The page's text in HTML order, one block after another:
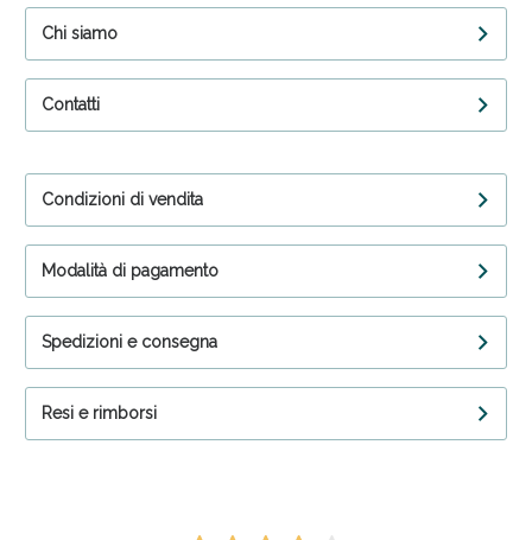
Chi siamo
Contatti
Condizioni di vendita
Modalità di pagamento
Spedizioni e consegna
Resi e rimborsi